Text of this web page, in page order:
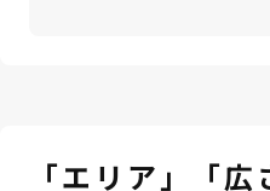
「エリア」「